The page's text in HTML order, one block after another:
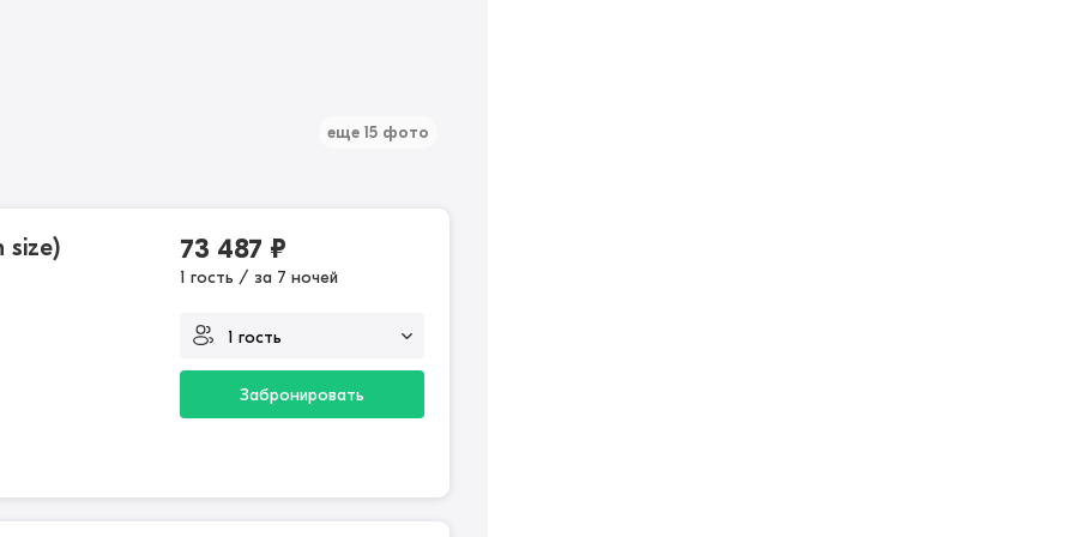
еще 15 фото
size) 73 487 ₽
1 гость / за 7 ночей
Забронировать